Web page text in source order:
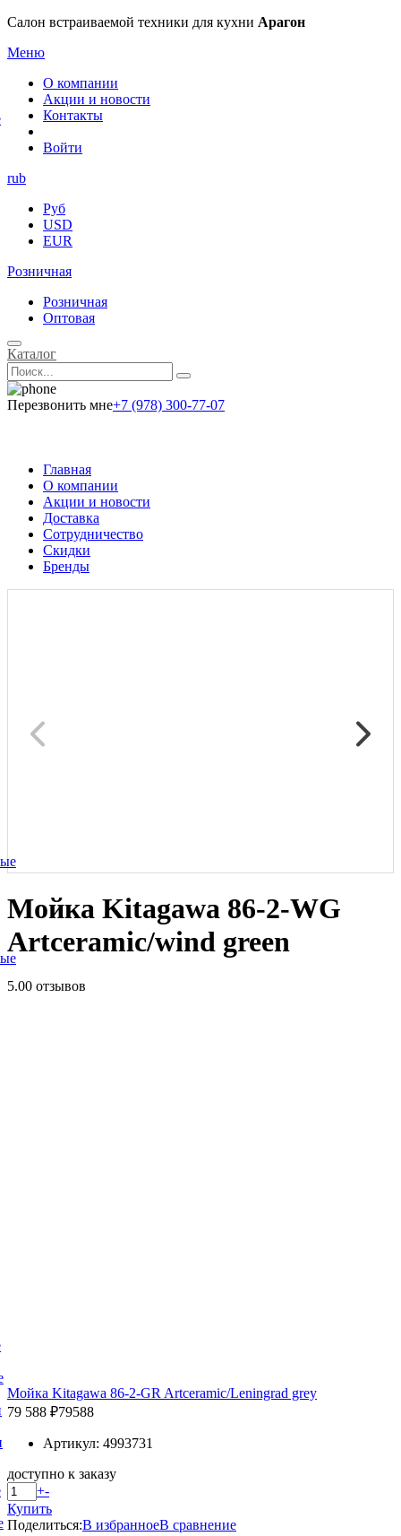
Салон встраиваемой техники для кухни Арагон
Меню
О компании
Акции и новости
Контакты
Войти
rub
Руб
USD
EUR
Розничная
Розничная
Оптовая
Каталог
Перезвонить мне+7 (978) 300-77-07
Главная
О компании
Акции и новости
Доставка
Сотрудничество
Скидки
Бренды
Мойка Kitagawa 86-2-WG
Artceramic/wind green
5.00 отзывов
Мойка Kitagawa 86-2-GR Artceramic/Leningrad grey
79 588 ₽79588
Артикул: 4993731
доступно к заказу
+-
Купить
Поделиться:В избранноеВ сравнение